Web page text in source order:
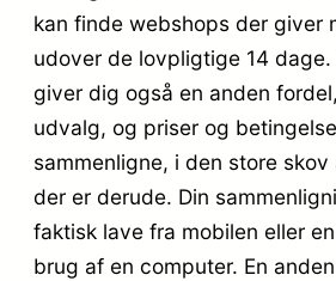
kan finde webshops der giver
udover de lovpligtige 14
giver dig også en anden
udvalg, og priser og
sammenligne, i den store
der er derude. Din
faktisk lave fra mobilen eller
brug af en computer. En